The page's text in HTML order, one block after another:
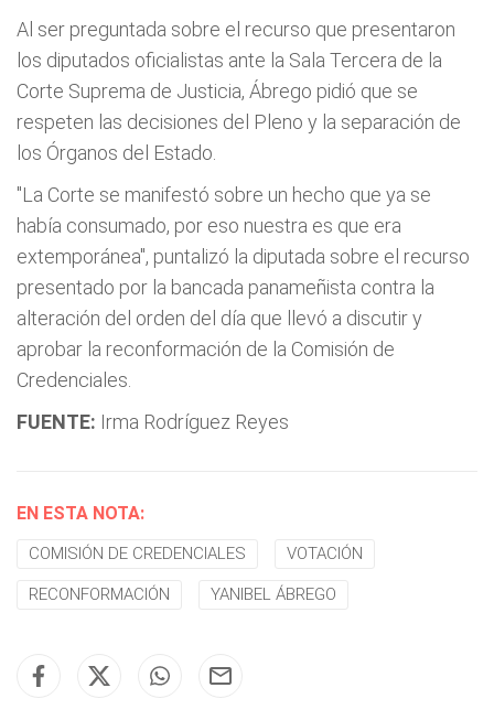
Al ser preguntada sobre el recurso que presentaron
los diputados oficialistas ante la Sala Tercera de la
Corte Suprema de Justicia, Ábrego pidió que se
respeten las decisiones del Pleno y la separación de
los Órganos del Estado.
"La Corte se manifestó sobre un hecho que ya se
había consumado, por eso nuestra es que era
extemporánea", puntalizó la diputada sobre el recurso
presentado por la bancada panameñista contra la
alteración del orden del día que llevó a discutir y
aprobar la reconformación de la Comisión de
Credenciales.
FUENTE: Irma Rodríguez Reyes
EN ESTA NOTA:
COMISIÓN DE CREDENCIALES VOTACIÓN
RECONFORMACIÓN YANIBEL ÁBREGO